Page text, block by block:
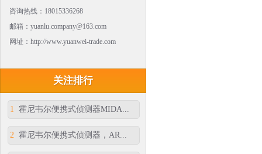
咨询热线：18015336268
邮箱：yuanlu.company@163.com
网址：http://www.yuanwei-trade.com
关注排行
1 霍尼韦尔便携式侦测器MIDA...
2 霍尼韦尔便携式侦测器，AR...